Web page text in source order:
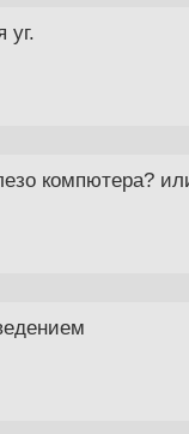
уг.
компютера?